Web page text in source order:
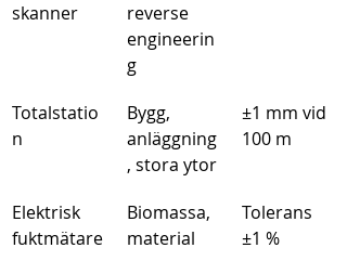
skanner
reverse
engineerin
g
Totalstatio
n
Bygg,
anläggning
, stora ytor
±1 mm vid
100 m
Elektrisk
fuktmätare
Biomassa,
material
Tolerans
±1 %